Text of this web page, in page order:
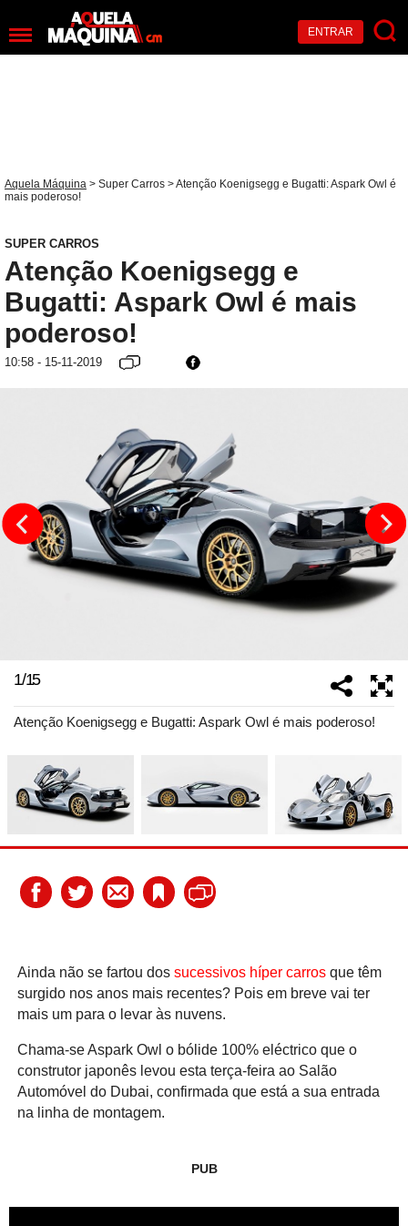
ENTRAR
Aquela Máquina > Super Carros > Atenção Koenigsegg e Bugatti: Aspark Owl é
mais poderoso!
SUPER CARROS
Atenção Koenigsegg e
Bugatti: Aspark Owl é mais
poderoso!
10:58 - 15-11-2019
1/15
Atenção Koenigsegg e Bugatti: Aspark Owl é mais poderoso!
Ainda não se fartou dos sucessivos híper carrosque têm
surgido nos anos mais recentes? Pois em breve vai ter
mais um para o levar às nuvens.
Chama-se Aspark Owl o bólide 100% eléctrico que o
construtor japonês levou esta terça-feira ao Salão
Automóvel do Dubai, confirmada que está a sua entrada
na linha de montagem.
PUB